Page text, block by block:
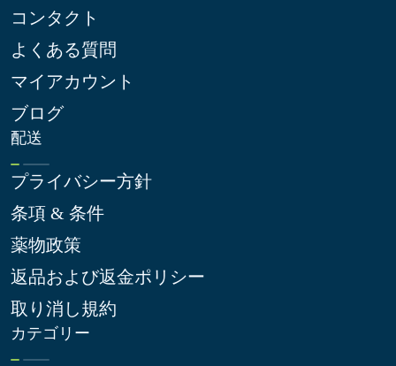
コンタクト
よくある質問
マイアカウント
ブログ
配送
プライバシー方針
条項 & 条件
薬物政策
返品および返金ポリシー
取り消し規約
カテゴリー